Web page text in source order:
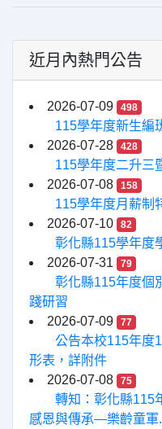
近月內熱門公告
2026-07-09 498
115學年度新生編
2026-07-28
428
115學年度二升三
2026-07-08
158
115學年度月薪制
2026-07-10
82
彰化縣115學年度
2026-07-31
79
彰化縣115年度個
踐研習
2026-07-09
77
公告本校115年度
形表，詳附件
2026-07-08
75
轉知：彰化縣115
感恩與傳承—樂齡童軍